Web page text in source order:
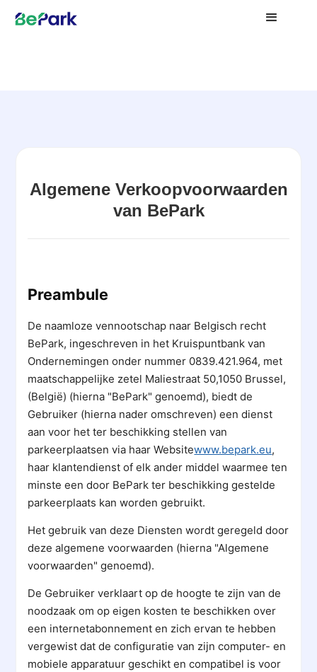
Algemene Verkoopvoorwaarden
van BePark
Preambule
De naamloze vennootschap naar Belgisch recht
BePark, ingeschreven in het Kruispuntbank van
Ondernemingen onder nummer 0839.421.964, met
maatschappelijke zetel Maliestraat 50,1050 Brussel,
(België) (hierna "BePark" genoemd), biedt de
Gebruiker (hierna nader omschreven) een dienst
aan voor het ter beschikking stellen van
parkeerplaatsen via haar Websitewww.bepark.eu,
haar klantendienst of elk ander middel waarmee ten
minste een door BePark ter beschikking gestelde
parkeerplaats kan worden gebruikt.
Het gebruik van deze Diensten wordt geregeld door
deze algemene voorwaarden (hierna "Algemene
voorwaarden" genoemd).
De Gebruiker verklaart op de hoogte te zijn van de
noodzaak om op eigen kosten te beschikken over
een internetabonnement en zich ervan te hebben
vergewist dat de configuratie van zijn computer- en
mobiele apparatuur geschikt en compatibel is voor